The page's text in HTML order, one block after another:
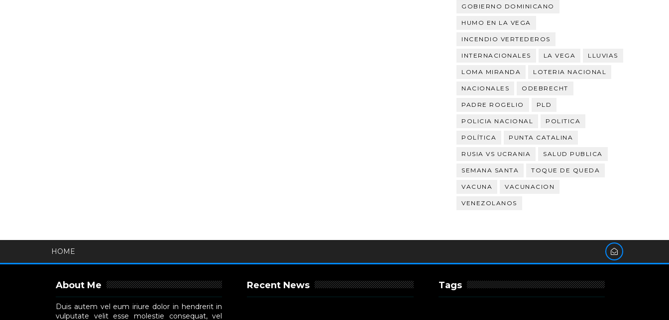
GOBIERNO DOMINICANO
HUMO EN LA VEGA
INCENDIO VERTEDEROS
INTERNACIONALES LA VEGA LLUVIAS
LOMA MIRANDA LOTERIA NACIONAL
NACIONALES ODEBRECHT
PADRE ROGELIO PLD
POLICIA NACIONAL POLITICA
POLÍTICA PUNTA CATALINA
RUSIA VS UCRANIA SALUD PUBLICA
SEMANA SANTA TOQUE DE QUEDA
VACUNA VACUNACION
VENEZOLANOS
HOME
About Me
Duis autem vel eum iriure dolor in hendrerit in
vulputate velit esse molestie consequat, vel
Recent News Tags